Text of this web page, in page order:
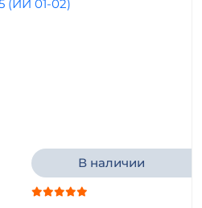
В наличии